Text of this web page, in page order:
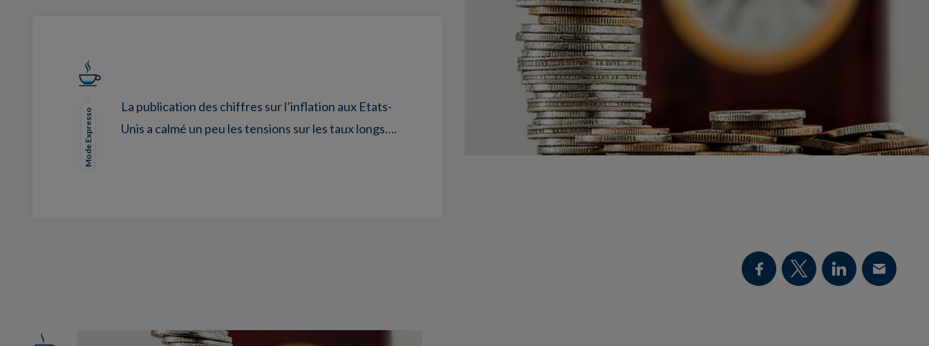
Mode Expresso
La publication des chiffres sur l’inflation aux Etats-
Unis a calmé un peu les tensions sur les taux longs….